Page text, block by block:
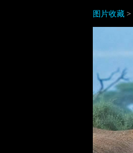
图片收藏 >